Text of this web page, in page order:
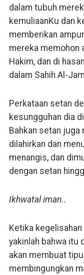
dalam tubuh
kemuliaanKu dan
memberikan
mereka memohon
Hakim, dan di
dalam Sahih Al-
Perkataan setan
kesungguhan dia
Bahkan setan juga
dilahirkan dan
menangis, dan
dengan setan
Ikhwatal iman..
Ketika
yakinlah bahwa itu
akan membuat
membingungkan